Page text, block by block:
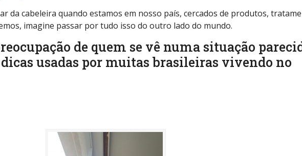
da cabeleira quando estamos em nosso país, cercados de produtos,
imagine passar por tudo isso do outro lado do mundo.
de quem se vê numa situação
usadas por muitas brasileiras vivendo no